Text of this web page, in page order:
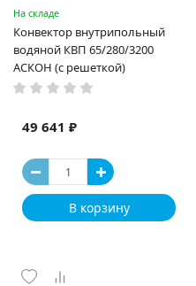
На складе
Конвектор внутрипольный
водяной КВП 65/280/3200
АСКОН (с решеткой)
49 641 ₽
В корзину